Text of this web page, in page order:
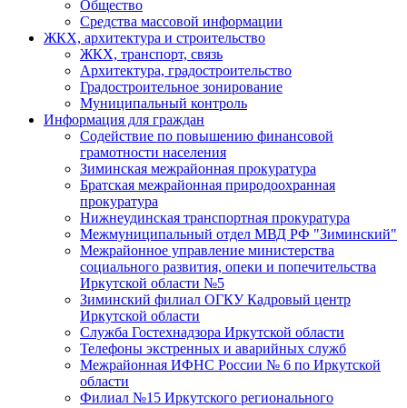
Общество
Средства массовой информации
ЖКХ, архитектура и строительство
ЖКХ, транспорт, связь
Архитектура, градостроительство
Градостроительное зонирование
Муниципальный контроль
Информация для граждан
Содействие по повышению финансовой
грамотности населения
Зиминская межрайонная прокуратура
Братская межрайонная природоохранная
прокуратура
Нижнеудинская транспортная прокуратура
Межмуниципальный отдел МВД РФ "Зиминский"
Межрайонное управление министерства
социального развития, опеки и попечительства
Иркутской области №5
Зиминский филиал ОГКУ Кадровый центр
Иркутской области
Служба Гостехнадзора Иркутской области
Телефоны экстренных и аварийных служб
Межрайонная ИФНС России № 6 по Иркутской
области
Филиал №15 Иркутского регионального